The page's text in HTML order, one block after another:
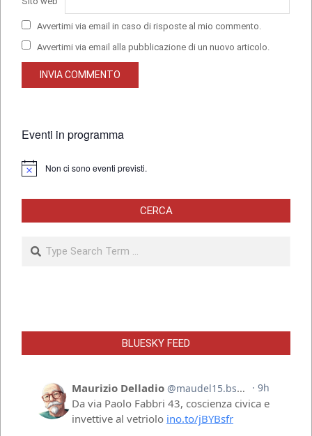
Avvertimi via email in caso di risposte al mio commento.
Avvertimi via email alla pubblicazione di un nuovo articolo.
Eventi in programma
Notice Non ci sono eventi previsti.
CERCA
Search
BLUESKY FEED